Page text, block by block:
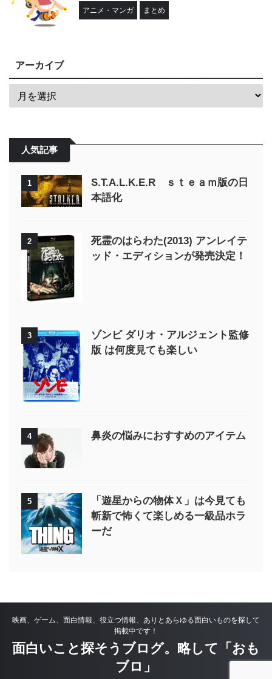
アニメ・マンガ まとめ
アーカイブ
人気記事
1
S.T.A.L.K.E.R ｓｔｅａｍ版の日
本語化
2
死霊のはらわた(2013) アンレイテ
ッド・エディションが発売決定！
3
ゾンビ ダリオ・アルジェント監修
版 は何度見ても楽しい
4 鼻炎の悩みにおすすめのアイテム
5
「遊星からの物体Ｘ」は今見ても
斬新で怖くて楽しめる一級品ホラ
ーだ
映画、ゲーム、面白情報、役立つ情報、ありとあらゆる面白いものを探して
掲載中です！
面白いこと探そうブログ。略して「おも
ブロ」